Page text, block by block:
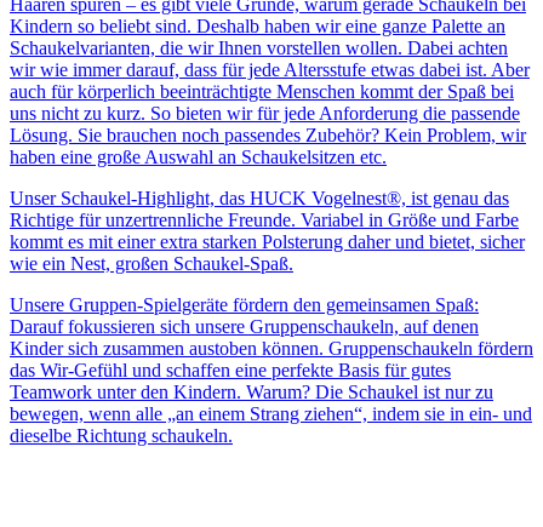
Kindern so beliebt sind. Deshalb haben wir eine ganze Palette an
Schaukelvarianten, die wir Ihnen vorstellen wollen. Dabei achten
wir wie immer darauf, dass für jede Altersstufe etwas dabei ist. Aber
auch für körperlich beeinträchtigte Menschen kommt der Spaß bei
uns nicht zu kurz. So bieten wir für jede Anforderung die passende
Lösung. Sie brauchen noch passendes Zubehör? Kein Problem, wir
haben eine große Auswahl an Schaukelsitzen etc.
Unser Schaukel-Highlight, das HUCK Vogelnest®, ist genau das
Richtige für unzertrennliche Freunde. Variabel in Größe und Farbe
kommt es mit einer extra starken Polsterung daher und bietet, sicher
wie ein Nest, großen Schaukel-Spaß.
Unsere Gruppen-Spielgeräte fördern den gemeinsamen Spaß:
Darauf fokussieren sich unsere Gruppenschaukeln, auf denen
Kinder sich zusammen austoben können. Gruppenschaukeln fördern
das Wir-Gefühl und schaffen eine perfekte Basis für gutes
Teamwork unter den Kindern. Warum? Die Schaukel ist nur zu
bewegen, wenn alle „an einem Strang ziehen“, indem sie in ein- und
dieselbe Richtung schaukeln.